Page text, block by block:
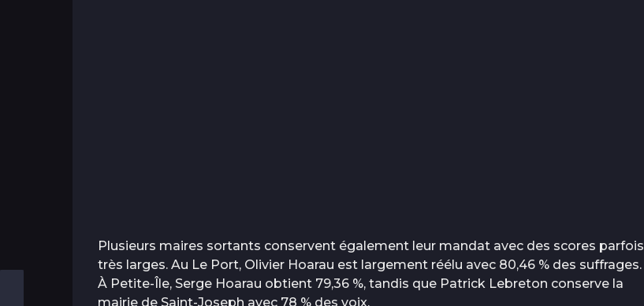
Plusieurs maires sortants conservent également leur mandat avec des scores parfois
très larges. Au Le Port, Olivier Hoarau est largement réélu avec 80,46 % des suffrages.
À Petite-Île, Serge Hoarau obtient 79,36 %, tandis que Patrick Lebreton conserve la
mairie de Saint-Joseph avec 78 % des voix.